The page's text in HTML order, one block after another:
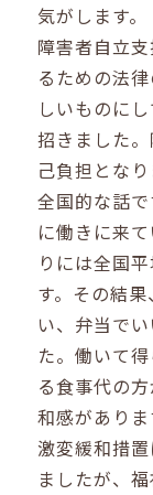
気がします。
障害者自立
るための法
しいものに
招きました
己負担となり
全国的な話
に働きに来
りには全国
す。その結
い、弁当で
た。働いて
る食事代の
和感がありま
激変緩和措
ましたが、